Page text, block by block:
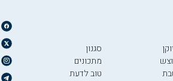
סגנון
מתכונים
טוב לדעת